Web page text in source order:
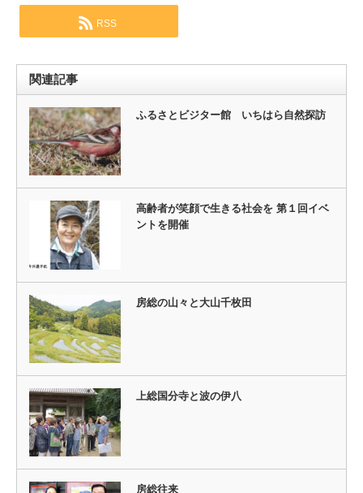
RSS
関連記事
ふるさとビジター館 いちはら自然探訪
高齢者が笑顔で生きる社会を 第１回イベ
ントを開催
房総の山々と大山千枚田
上総国分寺と波の伊八
房総往来